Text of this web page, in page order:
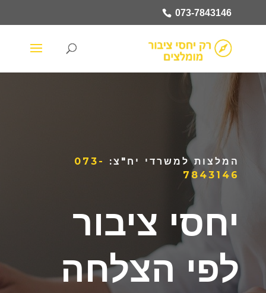
073-7843146
המלצות למשרדי יח"צ:
073-
7843146
יחסי ציבור
לפי הצלחה